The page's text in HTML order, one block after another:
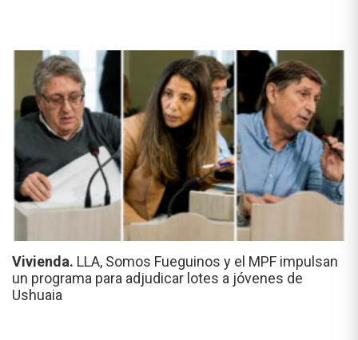
Vivienda. LLA, Somos Fueguinos y el MPF impulsan
un programa para adjudicar lotes a jóvenes de
Ushuaia